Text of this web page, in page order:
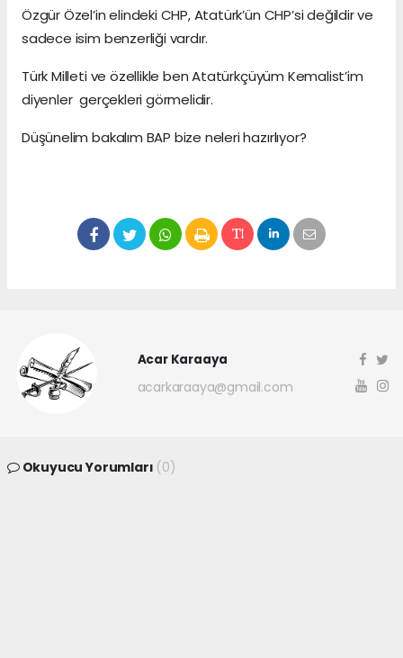
Özgür Özel’in elindeki CHP, Atatürk’ün CHP’si değildir ve
sadece isim benzerliği vardır.
Türk Milleti ve özellikle ben Atatürkçüyüm Kemalist’im
diyenler gerçekleri görmelidir.
Düşünelim bakalım BAP bize neleri hazırlıyor?
Acar Karaaya
acarkaraaya@gmail.com
Okuyucu Yorumları (0)